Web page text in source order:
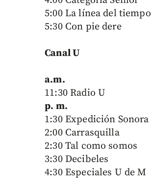
5:00 La línea del tiempo
5:30 Con pie dere
Canal U
a.m.
11:30 Radio U
p. m.
1:30 Expedición Sonora
2:00 Carrasquilla
2:30 Tal como somos
3:30 Decibeles
4:30 Especiales U de M